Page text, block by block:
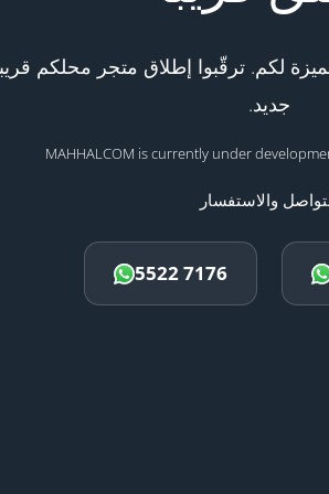
لكم. ترقّبوا إطلاق متجر محلكم
جديد.
MAHHALCOM is currently under
والاستفسار
5522 7176